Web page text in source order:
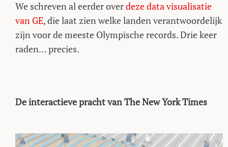
We schreven al eerder overdeze data visualisatie
van GE, die laat zien welke landen verantwoordelijk
zijn voor de meeste Olympische records. Drie keer
raden… precies.
De interactieve pracht van The New York Times